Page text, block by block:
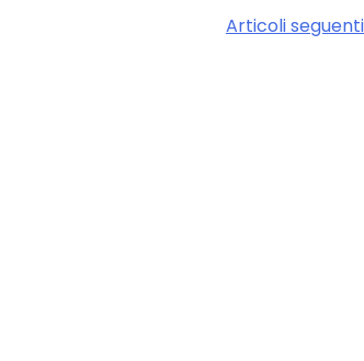
Articoli seguenti